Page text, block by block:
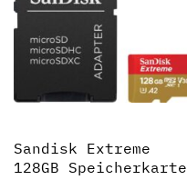
Sandisk Extreme
128GB Speicherkarte